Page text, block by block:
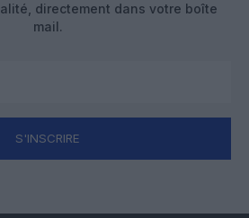
directement dans votre boîte
mail.
S'INSCRIRE